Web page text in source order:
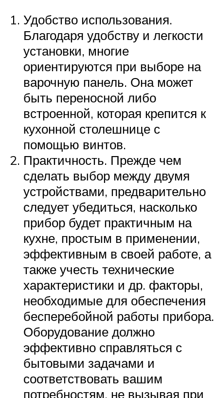
Удобство использования.
Благодаря удобству и легкости
установки, многие
ориентируются при выборе на
варочную панель. Она может
быть переносной либо
встроенной, которая крепится к
кухонной столешнице с
помощью винтов.
Практичность. Прежде чем
сделать выбор между двумя
устройствами, предварительно
следует убедиться, насколько
прибор будет практичным на
кухне, простым в применении,
эффективным в своей работе, а
также учесть технические
характеристики и др. факторы,
необходимые для обеспечения
бесперебойной работы прибора.
Оборудование должно
эффективно справляться с
бытовыми задачами и
соответствовать вашим
потребностям, не вызывая при